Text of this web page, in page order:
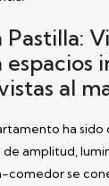
Pastilla:
espacios
al
ha sido
amplitud,
comedor se